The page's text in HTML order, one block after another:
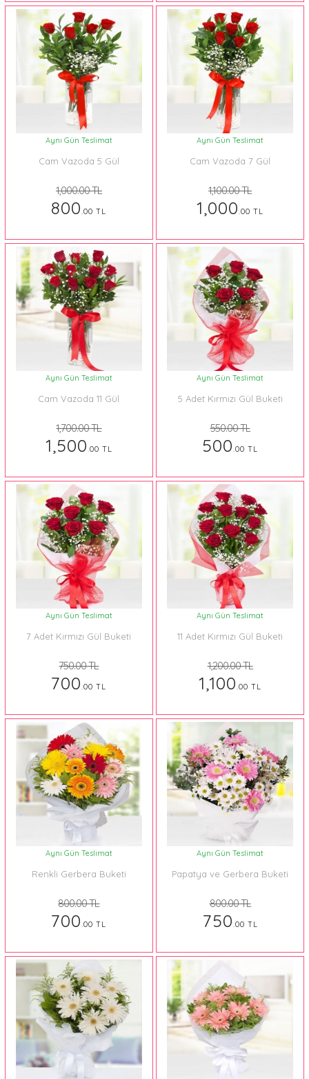
Aynı Gün Teslimat
Cam Vazoda 5 Gül
1,000.00 TL
800.00 TL
Aynı Gün Teslimat
Cam Vazoda 7 Gül
1,100.00 TL
1,000.00 TL
Aynı Gün Teslimat
Cam Vazoda 11 Gül
1,700.00 TL
1,500.00 TL
Aynı Gün Teslimat
5 Adet Kırmızı Gül Buketi
550.00 TL
500.00 TL
Aynı Gün Teslimat
7 Adet Kırmızı Gül Buketi
750.00 TL
700.00 TL
Aynı Gün Teslimat
11 Adet Kırmızı Gül Buketi
1,200.00 TL
1,100.00 TL
Aynı Gün Teslimat
Renkli Gerbera Buketi
800.00 TL
700.00 TL
Aynı Gün Teslimat
Papatya ve Gerbera Buketi
800.00 TL
750.00 TL